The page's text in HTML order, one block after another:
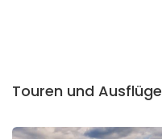
Touren und Ausflüge